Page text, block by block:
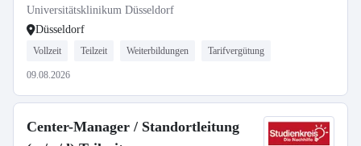
Universitätsklinikum Düsseldorf
Düsseldorf
Vollzeit Teilzeit Weiterbildungen Tarifvergütung
09.08.2026
Center-Manager / Standortleitung